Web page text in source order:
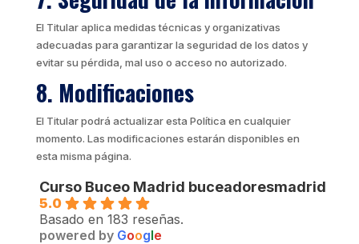
El Titular aplica medidas técnicas y organizativas
adecuadas para garantizar la seguridad de los datos y
evitar su pérdida, mal uso o acceso no autorizado.
8. Modificaciones
El Titular podrá actualizar esta Política en cualquier
momento. Las modificaciones estarán disponibles en
esta misma página.
Curso Buceo Madrid buceadoresmadrid
5.0
Basado en 183 reseñas.
powered by Google